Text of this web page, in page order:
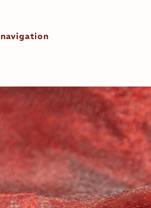
navigation